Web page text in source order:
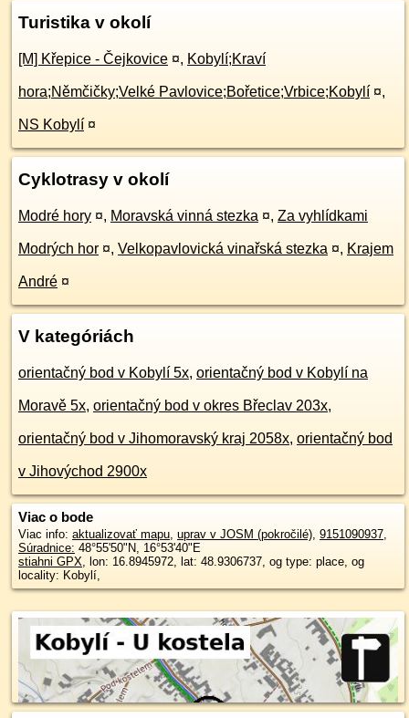
Turistika v okolí
[M] Křepice - Čejkovice ¤, Kobylí;Kraví
hora;Němčičky;Velké Pavlovice;Bořetice;Vrbice;Kobylí ¤,
NS Kobylí ¤
Cyklotrasy v okolí
Modré hory ¤, Moravská vinná stezka ¤, Za vyhlídkami
Modrých hor ¤, Velkopavlovická vinařská stezka ¤, Krajem
André ¤
V kategóriách
orientačný bod v Kobylí 5x, orientačný bod v Kobylí na
Moravě 5x, orientačný bod v okres Břeclav 203x,
orientačný bod v Jihomoravský kraj 2058x, orientačný bod
v Jihovýchod 2900x
Viac o bode
Viac info: aktualizovať mapu, uprav v JOSM (pokročilé), 9151090937,
Súradnice: 48°55'50"N, 16°53'40"E
stiahni GPX, lon: 16.8945972, lat: 48.9306737, og type: place, og
locality: Kobylí,